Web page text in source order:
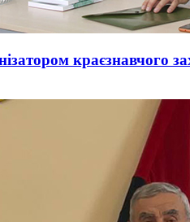
краєзнавчого